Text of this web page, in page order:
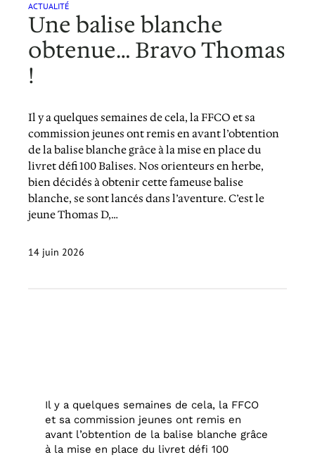
ACTUALITÉ
Une balise blanche
obtenue… Bravo Thomas
!
Il y a quelques semaines de cela, la FFCO et sa
commission jeunes ont remis en avant l’obtention
de la balise blanche grâce à la mise en place du
livret défi 100 Balises. Nos orienteurs en herbe,
bien décidés à obtenir cette fameuse balise
blanche, se sont lancés dans l’aventure. C’est le
jeune Thomas D,…
14 juin 2026
Il y a quelques semaines de cela, la FFCO
et sa commission jeunes ont remis en
avant l’obtention de la balise blanche grâce
à la mise en place du livret défi 100